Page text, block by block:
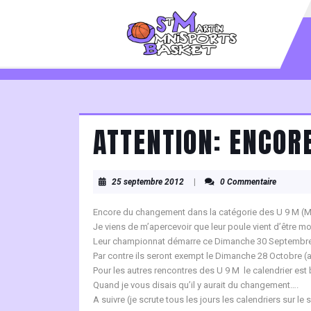
ATTENTION:
25 septembre 201225
2012
0 Commentaire
Encore du changement dans la catégorie des U 9 M
Je viens de m’apercevoir que leur poule vient d’être
Leur championnat démarre ce Dimanche 30
Par contre ils seront exempt le Dimanche 28 Octobre
Pour les autres rencontres des U 9 M le calendrier est
Quand je vous disais qu’il y aurait du changement….
A suivre (je scrute tous les jours les calendriers sur le